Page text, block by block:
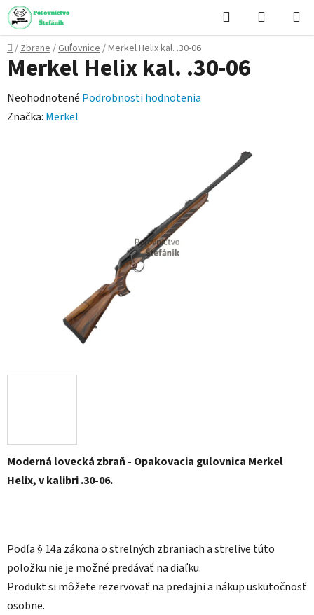
Prejsť
na
obsah
Hľadať
KOŠÍK
Domov
/Zbrane/Guľovnice/Merkel Helix kal. .30-06
Moderná lovecká zbraň - Opakovacia guľovnica Merkel
Helix, v kalibri .30-06.
Podľa § 14a zákona o strelných zbraniach a strelive túto
položku nie je možné predávať na diaľku.
Produkt si môžete rezervovať na predajni a nákup uskutočnosť
osobne.
Merkel Helix kal. .30-06
Priemerné
hodnotenie
Neohodnotené Podrobnosti hodnotenia
Značka: Merkel